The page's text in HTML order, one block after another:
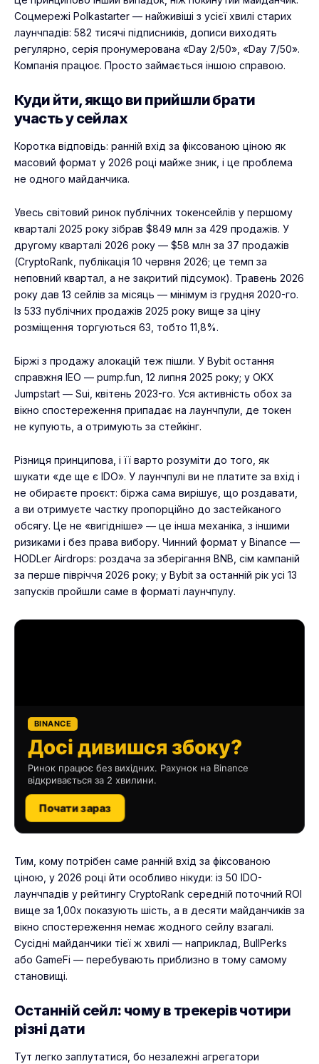
Соцмережі Polkastarter — найживіші з усієї хвилі старих
лаунчпадів: 582 тисячі підписників, дописи виходять
регулярно, серія пронумерована «Day 2/50», «Day 7/50».
Компанія працює. Просто займається іншою справою.
Куди йти, якщо ви прийшли брати
участь у сейлах
Коротка відповідь: ранній вхід за фіксованою ціною як
масовий формат у 2026 році майже зник, і це проблема
не одного майданчика.
Увесь світовий ринок публічних токенсейлів у першому
кварталі 2025 року зібрав $849 млн за 429 продажів. У
другому кварталі 2026 року — $58 млн за 37 продажів
(CryptoRank, публікація 10 червня 2026; це темп за
неповний квартал, а не закритий підсумок). Травень 2026
року дав 13 сейлів за місяць — мінімум із грудня 2020-го.
Із 533 публічних продажів 2025 року вище за ціну
розміщення торгуються 63, тобто 11,8%.
Біржі з продажу алокацій теж пішли. У Bybit остання
справжня IEO — pump.fun, 12 липня 2025 року; у OKX
Jumpstart — Sui, квітень 2023-го. Уся активність обох за
вікно спостереження припадає на лаунчпули, де токен
не купують, а отримують за стейкінг.
Різниця принципова, і її варто розуміти до того, як
шукати «де ще є IDO». У лаунчпулі ви не платите за вхід і
не обираєте проєкт: біржа сама вирішує, що роздавати,
а ви отримуєте частку пропорційно до застейканого
обсягу. Це не «вигідніше» — це інша механіка, з іншими
ризиками і без права вибору. Чинний формат у Binance —
HODLer Airdrops: роздача за зберігання BNB, сім кампаній
за перше півріччя 2026 року; у Bybit за останній рік усі 13
запусків пройшли саме в форматі лаунчпулу.
BINANCE
Досі дивишся збоку?
Ринок працює без вихідних. Рахунок на Binance
відкривається за 2 хвилини.
Почати зараз
Тим, кому потрібен саме ранній вхід за фіксованою
ціною, у 2026 році йти особливо нікуди: із 50 IDO-
лаунчпадів у рейтингу CryptoRank середній поточний ROI
вище за 1,00x показують шість, а в десяти майданчиків за
вікно спостереження немає жодного сейлу взагалі.
Сусідні майданчики тієї ж хвилі — наприклад, BullPerks
або GameFi — перебувають приблизно в тому самому
становищі.
Останній сейл: чому в трекерів чотири
різні дати
Тут легко заплутатися, бо незалежні агрегатори